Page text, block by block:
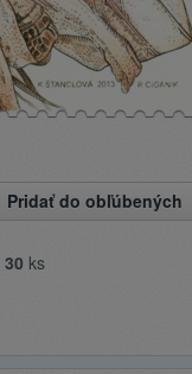
Pridať do obľúbených
30 ks